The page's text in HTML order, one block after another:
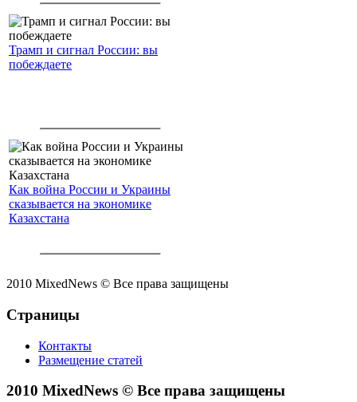
Трамп и сигнал России: вы
побеждаете
Как война России и Украины
сказывается на экономике
Казахстана
2010 MixedNews © Все права защищены
Страницы
Контакты
Размещение статей
2010 MixedNews © Все права защищены